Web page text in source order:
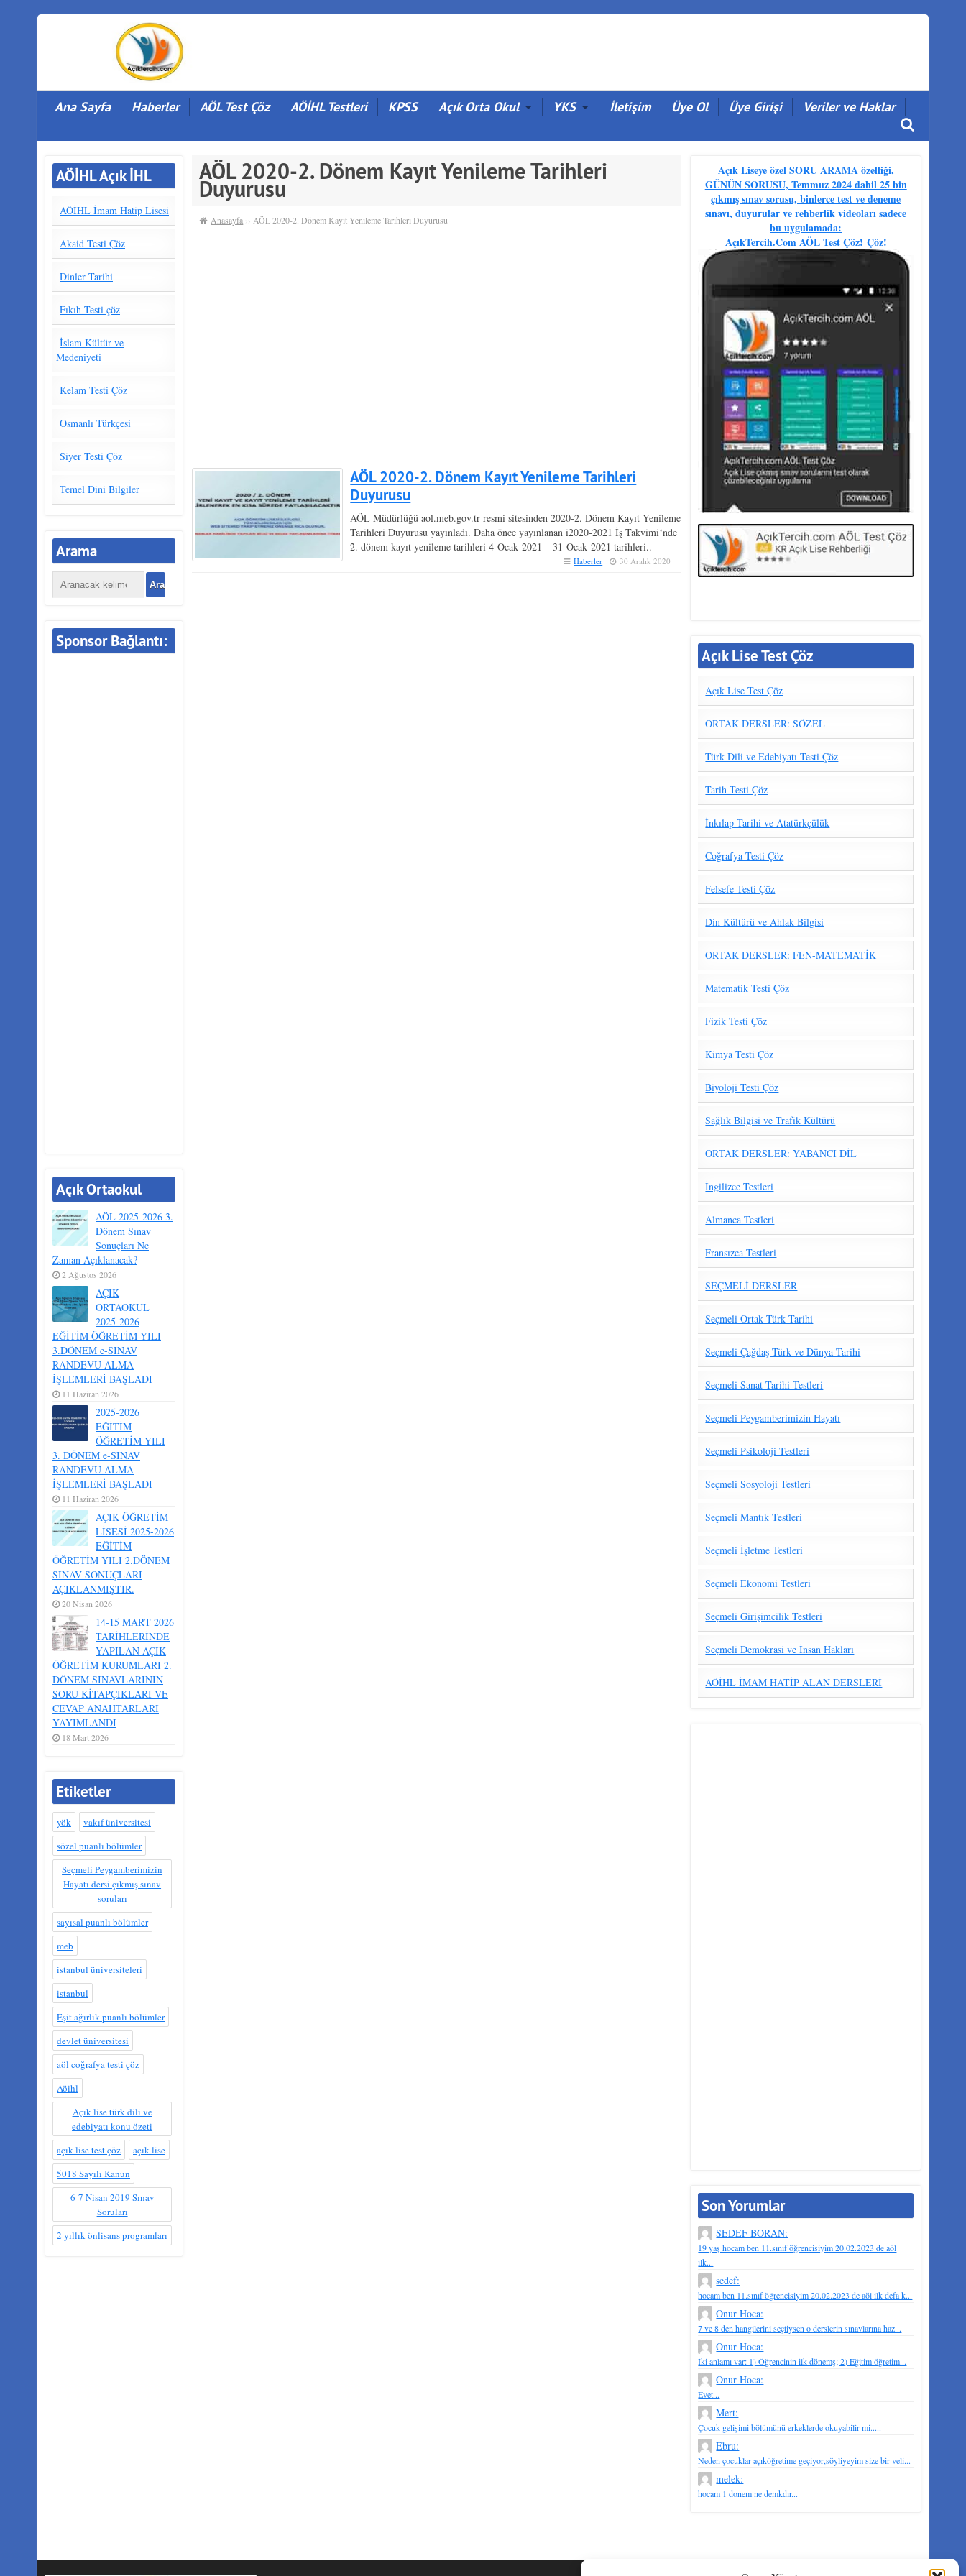
Ana Sayfa Haberler AÖL Test Çöz AÖİHL Testleri KPSS Açık Orta Okul YKS İletişim Üye Ol Üye Girişi Veriler ve Haklar
AÖİHL Açık İHL
AÖİHL İmam Hatip Lisesi
Akaid Testi Çöz
Dinler Tarihi
Fıkıh Testi çöz
İslam Kültür ve
Medeniyeti
Kelam Testi Çöz
Osmanlı Türkçesi
Siyer Testi Çöz
Temel Dini Bilgiler
Arama
Sponsor Bağlantı:
Açık Ortaokul
AÖL 2025-2026 3.
Dönem Sınav
Sonuçları Ne
Zaman Açıklanacak?
2 Ağustos 2026
AÇIK
ORTAOKUL
2025-2026
EĞİTİM ÖĞRETİM YILI
3.DÖNEM e-SINAV
RANDEVU ALMA
İŞLEMLERİ BAŞLADI
11 Haziran 2026
2025-2026
EĞİTİM
ÖĞRETİM YILI
3. DÖNEM e-SINAV
RANDEVU ALMA
İŞLEMLERİ BAŞLADI
11 Haziran 2026
AÇIK ÖĞRETİM
LİSESİ 2025-2026
EĞİTİM
ÖĞRETİM YILI 2.DÖNEM
SINAV SONUÇLARI
AÇIKLANMIŞTIR.
20 Nisan 2026
14-15 MART 2026
TARİHLERİNDE
YAPILAN AÇIK
ÖĞRETİM KURUMLARI 2.
DÖNEM SINAVLARININ
SORU KİTAPÇIKLARI VE
CEVAP ANAHTARLARI
YAYIMLANDI
18 Mart 2026
Etiketler
yök
vakıf üniversitesi
sözel puanlı bölümler
Seçmeli Peygamberimizin
Hayatı dersi çıkmış sınav
soruları
sayısal puanlı bölümler
meb
istanbul üniversiteleri
istanbul
Eşit ağırlık puanlı bölümler
devlet üniversitesi
aöl coğrafya testi çöz
Aöihl
Açık lise türk dili ve
edebiyatı konu özeti
açık lise test çöz
açık lise
5018 Sayılı Kanun
6-7 Nisan 2019 Sınav
Soruları
2 yıllık önlisans programları
AÖL 2020-2. Dönem Kayıt Yenileme Tarihleri
Duyurusu
Anasayfa ›› AÖL 2020-2. Dönem Kayıt Yenileme Tarihleri Duyurusu
AÖL 2020-2. Dönem Kayıt Yenileme Tarihleri
Duyurusu
AÖL Müdürlüğü aol.meb.gov.tr resmi sitesinden 2020-2. Dönem Kayıt Yenileme
Tarihleri Duyurusu yayınladı. Daha önce yayınlanan i2020-2021 İş Takvimi‘nde
2. dönem kayıt yenileme tarihleri 4 Ocak 2021 ‐ 31 Ocak 2021 tarihleri..
Haberler 30 Aralık 2020
Açık Liseye özel SORU ARAMA özelliği,
GÜNÜN SORUSU, Temmuz 2024 dahil 25 bin
çıkmış sınav sorusu, binlerce test ve deneme
sınavı, duyurular ve rehberlik videoları sadece
bu uygulamada:
AçıkTercih.Com AÖL Test Çöz! Çöz!
Açık Lise Test Çöz
Açık Lise Test Çöz
ORTAK DERSLER: SÖZEL
Türk Dili ve Edebiyatı Testi Çöz
Tarih Testi Çöz
İnkılap Tarihi ve Atatürkçülük
Coğrafya Testi Çöz
Felsefe Testi Çöz
Din Kültürü ve Ahlak Bilgisi
ORTAK DERSLER: FEN-MATEMATİK
Matematik Testi Çöz
Fizik Testi Çöz
Kimya Testi Çöz
Biyoloji Testi Çöz
Sağlık Bilgisi ve Trafik Kültürü
ORTAK DERSLER: YABANCI DİL
İngilizce Testleri
Almanca Testleri
Fransızca Testleri
SEÇMELİ DERSLER
Seçmeli Ortak Türk Tarihi
Seçmeli Çağdaş Türk ve Dünya Tarihi
Seçmeli Sanat Tarihi Testleri
Seçmeli Peygamberimizin Hayatı
Seçmeli Psikoloji Testleri
Seçmeli Sosyoloji Testleri
Seçmeli Mantık Testleri
Seçmeli İşletme Testleri
Seçmeli Ekonomi Testleri
Seçmeli Girişimcilik Testleri
Seçmeli Demokrasi ve İnsan Hakları
AÖİHL İMAM HATİP ALAN DERSLERİ
Son Yorumlar
SEDEF BORAN:
19 yaş hocam ben 11.sınıf öğrencisiyim 20.02.2023 de aöl
ilk...
sedef:
hocam ben 11.sınıf öğrencisiyim 20.02.2023 de aöl ilk defa k...
Onur Hoca:
7 ve 8 den hangilerini seçtiysen o derslerin sınavlarına haz...
Onur Hoca:
İki anlamı var: 1) Öğrencinin ilk dönemş; 2) Eğitim öğretim...
Onur Hoca:
Evet...
Mert:
Çocuk gelişimi bölümünü erkeklerde okuyabilir mi.....
Ebru:
Neden çocuklar açıköğretime geçiyor,söyliyeyim size bir veli...
melek:
hocam 1 donem ne demkdır...